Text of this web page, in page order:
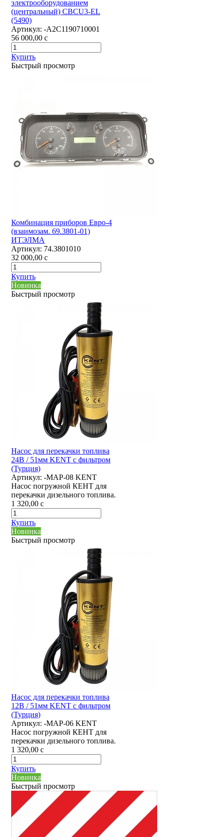
электрооборудованием
(центральный) CBCU3-EL
(5490)
Артикул: -А2С1190710001
56 000,00 c
Купить
Быстрый просмотр
Комбинация приборов Евро-4
(взаимозам. 69.3801-01)
ИТЭЛМА
Артикул: 74.3801010
32 000,00 c
Купить
Новинка
Быстрый просмотр
Насос для перекачки топлива
24В / 51мм KENT с фильтром
(Турция)
Артикул: -MAP-08 KENT
Насос погружной КЕНТ для
перекачки дизельного топлива.
1 320,00 c
Купить
Новинка
Быстрый просмотр
Насос для перекачки топлива
12В / 51мм KENT с фильтром
(Турция)
Артикул: -MAP-06 KENT
Насос погружной КЕНТ для
перекачки дизельного топлива.
1 320,00 c
Купить
Новинка
Быстрый просмотр